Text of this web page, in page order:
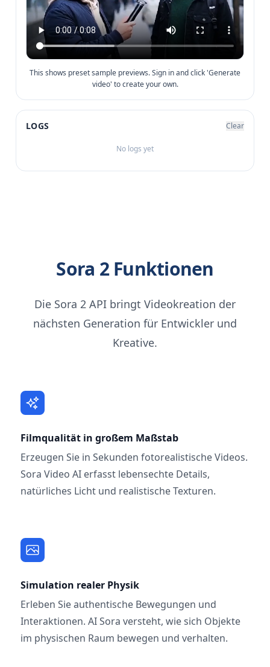
This shows preset sample previews. Sign in and click 'Generate
video' to create your own.
LOGS Clear
No logs yet
Sora 2 Funktionen
Die Sora 2 API bringt Videokreation der
nächsten Generation für Entwickler und
Kreative.
Filmqualität in großem Maßstab
Erzeugen Sie in Sekunden fotorealistische Videos.
Sora Video AI erfasst lebensechte Details,
natürliches Licht und realistische Texturen.
Simulation realer Physik
Erleben Sie authentische Bewegungen und
Interaktionen. AI Sora versteht, wie sich Objekte
im physischen Raum bewegen und verhalten.